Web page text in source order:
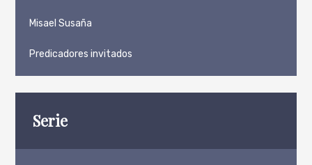
Misael Susaña
Predicadores invitados
Serie